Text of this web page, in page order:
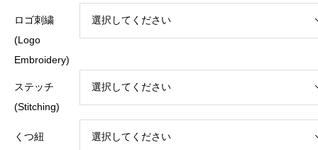
ロゴ刺繍
(Logo
Embroidery)
ステッチ
(Stitching)
くつ紐